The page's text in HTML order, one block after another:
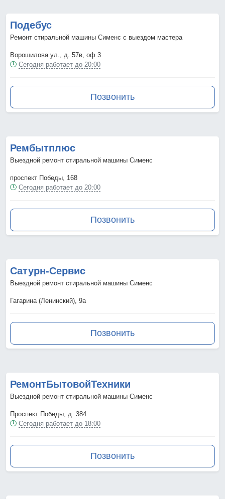
Подебус
Ремонт стиральной машины Сименс с выездом мастера
Ворошилова ул., д. 57в, оф 3
Сегодня работает до 20:00
Позвонить
Рембытплюс
Выездной ремонт стиральной машины Сименс
проспект Победы, 168
Сегодня работает до 20:00
Позвонить
Сатурн-Сервис
Выездной ремонт стиральной машины Сименс
Гагарина (Ленинский), 9а
Позвонить
РемонтБытовойТехники
Выездной ремонт стиральной машины Сименс
Проспект Победы, д. 384
Сегодня работает до 18:00
Позвонить